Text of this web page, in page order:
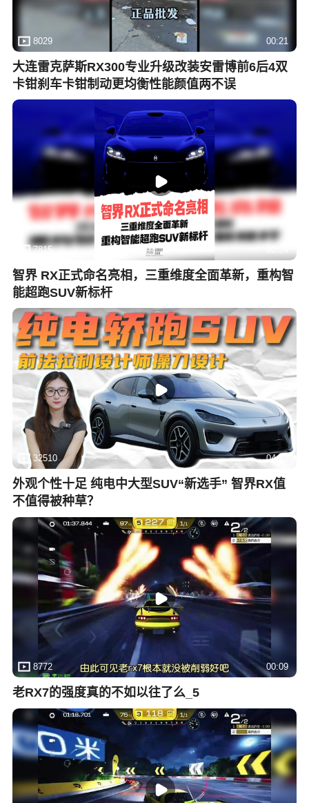
8029 00:21
大连雷克萨斯RX300专业升级改装安雷博前6后4双
卡钳刹车卡钳制动更均衡性能颜值两不误
7815
智界 RX正式命名亮相，三重维度全面革新，重构智
能超跑SUV新标杆
32510 04:23
外观个性十足 纯电中大型SUV“新选手” 智界RX值
不值得被种草？
8772 00:09
老RX7的强度真的不如以往了么_5